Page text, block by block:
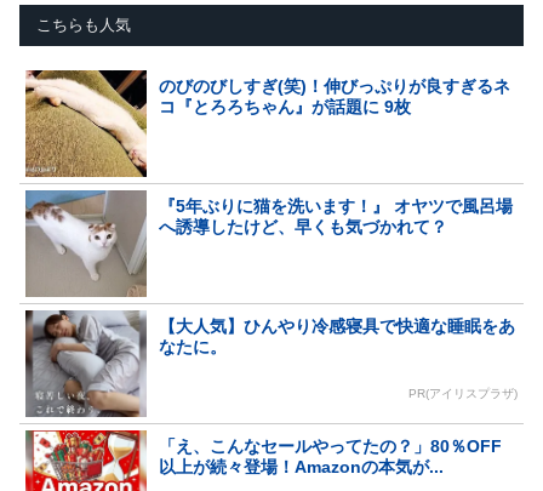
こちらも人気
のびのびしすぎ(笑)！伸びっぷりが良すぎるネ
コ『とろろちゃん』が話題に 9枚
『5年ぶりに猫を洗います！』 オヤツで風呂場
へ誘導したけど、早くも気づかれて？
【大人気】ひんやり冷感寝具で快適な睡眠をあ
なたに。
PR(アイリスプラザ)
「え、こんなセールやってたの？」80％OFF
以上が続々登場！Amazonの本気が...